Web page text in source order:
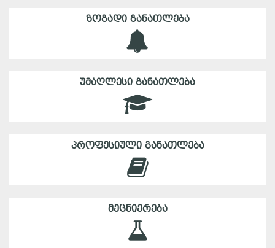
ᲖᲝᲒᲐᲓᲘ ᲒᲐᲜᲐᲗᲚᲔᲑᲐ
ᲣᲛᲐᲦᲚᲔᲡᲘ ᲒᲐᲜᲐᲗᲚᲔᲑᲐ
ᲞᲠᲝᲤᲔᲡᲘᲣᲚᲘ ᲒᲐᲜᲐᲗᲚᲔᲑᲐ
ᲛᲔᲪᲜᲘᲔᲠᲔᲑᲐ